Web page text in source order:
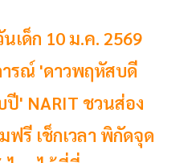
เด็ก 10 ม.ค. 2569
รณ์ 'ดาวพฤหัสบดี
' NARIT ชวนส่อง
รี เช็กเวลา พิกัดจุด